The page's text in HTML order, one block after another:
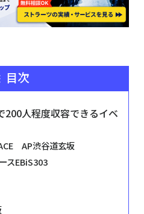
目次
200人程度収容できるイベ
AP渋谷道玄坂
スEBiS303